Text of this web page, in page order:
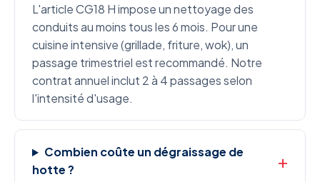
L'article CG18 H impose un nettoyage des
conduits au moins tous les 6 mois. Pour une
cuisine intensive (grillade, friture, wok), un
passage trimestriel est recommandé. Notre
contrat annuel inclut 2 à 4 passages selon
l'intensité d'usage.
Combien coûte un dégraissage de
hotte ?